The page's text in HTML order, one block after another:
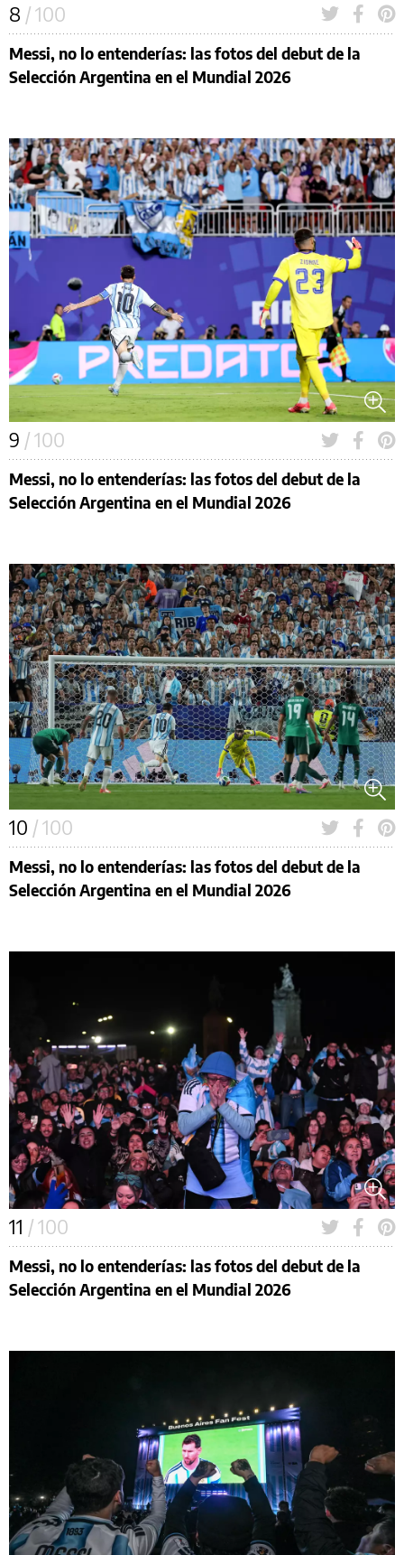
8 / 100
Messi, no lo entenderías: las fotos del debut de la
Selección Argentina en el Mundial 2026
9 / 100
Messi, no lo entenderías: las fotos del debut de la
Selección Argentina en el Mundial 2026
10 / 100
Messi, no lo entenderías: las fotos del debut de la
Selección Argentina en el Mundial 2026
11 / 100
Messi, no lo entenderías: las fotos del debut de la
Selección Argentina en el Mundial 2026